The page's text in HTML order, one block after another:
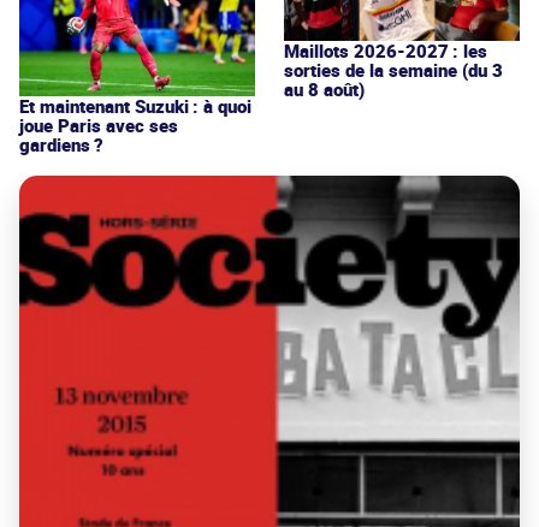
Et maintenant Suzuki : à quoi
joue Paris avec ses
gardiens ?
Maillots 2026-2027 : les
sorties de la semaine (du 3
au 8 août)